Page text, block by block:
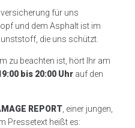
für uns
und dem Asphalt ist im
die uns schützt.
zu beachten ist, hört Ihr am
bis 20:00 Uhr auf den
REPORT, einer jungen,
Pressetext heißt es: